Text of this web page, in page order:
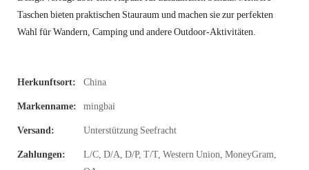
Taschen bieten praktischen Stauraum und machen sie zur perfekten
Wahl für Wandern, Camping und andere Outdoor-Aktivitäten.
Herkunftsort: China
Markenname: mingbai
Versand: Unterstützung Seefracht
Zahlungen:
L/C, D/A, D/P, T/T, Western Union, MoneyGram,